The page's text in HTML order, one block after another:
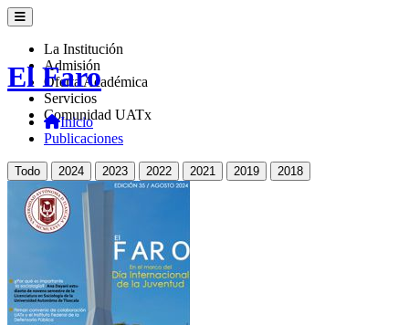
La Institución
Admisión
Oferta Académica
Servicios
Comunidad UATx
El Faro
Inicio
Publicaciones
Todo 2024 2023 2022 2021 2019 2018